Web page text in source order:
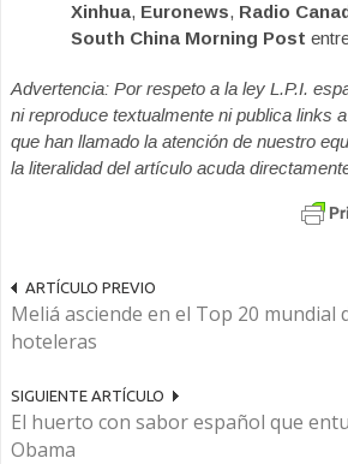
Xinhua, Euronews, Radio
South China Morning Post
Advertencia: Por respeto a la ley L.P.I.
ni reproduce textualmente ni publica links
que han llamado la atención de nuestro
la literalidad del artículo acuda
ARTÍCULO PREVIO
Meliá asciende en el Top 20 mundial
hoteleras
SIGUIENTE ARTÍCULO
El huerto con sabor español que
Obama